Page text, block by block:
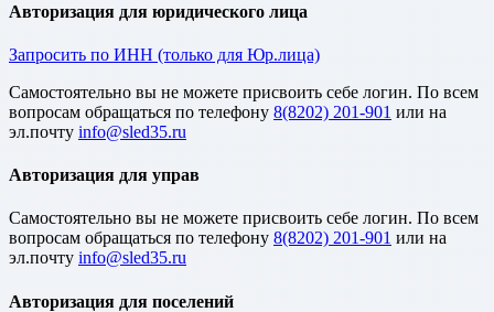
Авторизация для юридического лица
Запросить по ИНН (только для Юр.лица)
Cамостоятельно вы не можете присвоить себе логин. По всем
вопросам обращаться по телефону 8(8202) 201-901 или на
эл.почту
Авторизация для управ
Cамостоятельно вы не можете присвоить себе логин. По всем
вопросам обращаться по телефону 8(8202) 201-901 или на
эл.почту
Авторизация для поселений